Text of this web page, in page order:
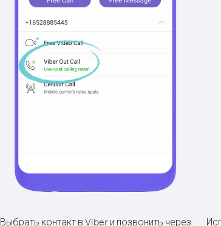
Выбрать контакт в Viber и позвонить через